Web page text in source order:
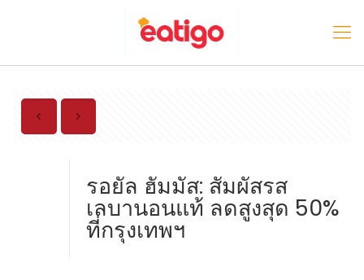
รอยัล ฮัมมัส: สัมผัสรส
เลบานอนแท้ ลดสูงสุด 50%
ที่กรุงเทพฯ